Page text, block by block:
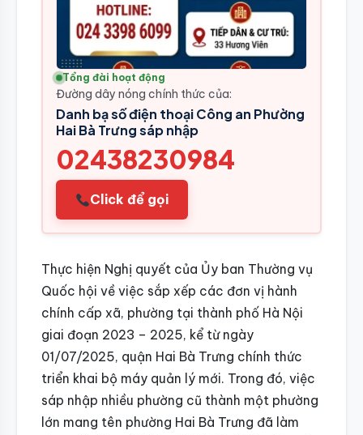
Tổng đài hoạt động
Đường dây nóng chính thức của:
Danh bạ số điện thoại Công an Phường
Hai Bà Trưng sáp nhập
02438230984
Click để gọi
Thực hiện Nghị quyết của Ủy ban Thường vụ
Quốc hội về việc sắp xếp các đơn vị hành
chính cấp xã, phường tại thành phố Hà Nội
giai đoạn 2023 – 2025, kể từ ngày
01/07/2025, quận Hai Bà Trưng chính thức
triển khai bộ máy quản lý mới. Trong đó, việc
sáp nhập nhiều phường cũ thành một phường
lớn mang tên phường Hai Bà Trưng đã làm